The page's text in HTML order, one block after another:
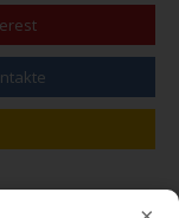
Sindaco Zambito